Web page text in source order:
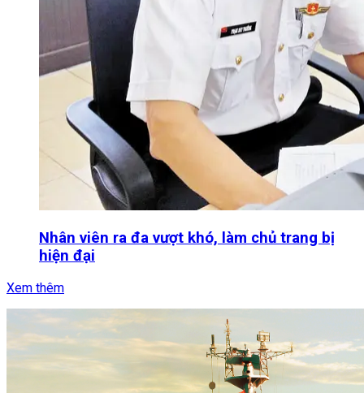
Nhân viên ra đa vượt khó, làm chủ trang bị
hiện đại
Xem thêm